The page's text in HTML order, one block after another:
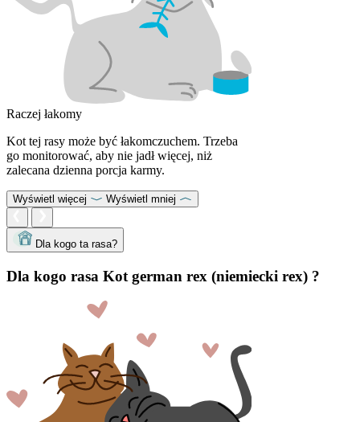
Raczej łakomy
Kot tej rasy może być łakomczuchem. Trzeba
go monitorować, aby nie jadł więcej, niż
zalecana dzienna porcja karmy.
Wyświetl więcej Wyświetl mniej
Dla kogo ta rasa?
Dla kogo rasa Kot german rex (niemiecki rex) ?